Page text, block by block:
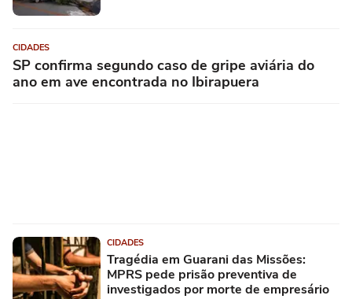
CIDADES
SP confirma segundo caso de gripe aviária do
ano em ave encontrada no Ibirapuera
CIDADES
Tragédia em Guarani das Missões:
MPRS pede prisão preventiva de
investigados por morte de empresário